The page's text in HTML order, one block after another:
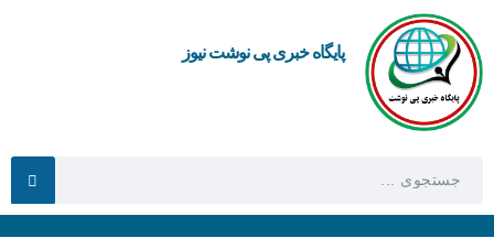
پایگاه خبری پی نوشت نیوز